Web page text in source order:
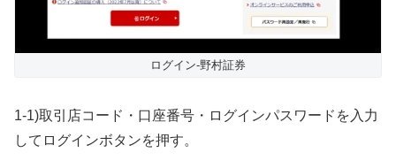
ログイン-野村証券
1-1)取引店コード・口座番号・ログインパスワードを入力
してログインボタンを押す。